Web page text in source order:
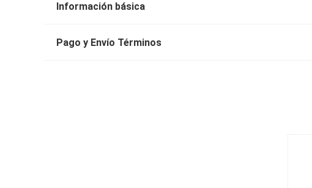
Información básica
Pago y Envío Términos